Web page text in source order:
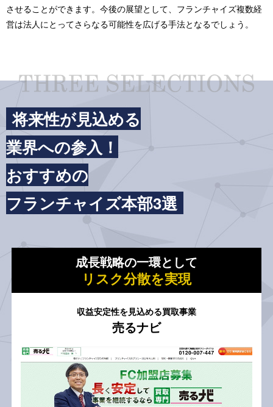
させることができます。今後の展望として、フランチャイズ複数経
営は法人にとってさらなる可能性を広げる手法となるでしょう。
将来性が見込める
業界への参入！
おすすめの
フランチャイズ本部3選
成長戦略の一環として
リスク分散を実現
収益安定性を見込める買取事業
売るナビ